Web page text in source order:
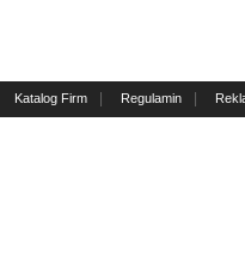
Katalog Firm | Regulamin |